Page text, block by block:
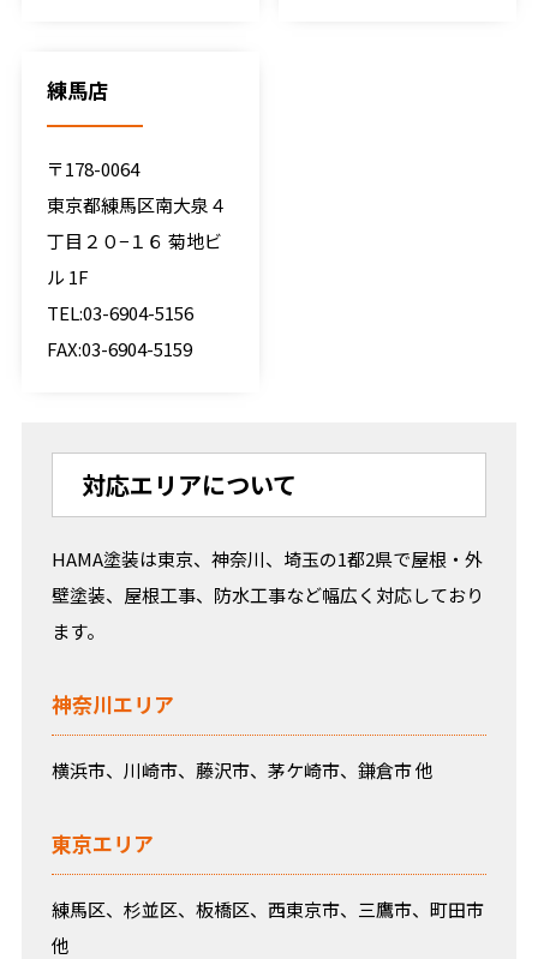
練馬店
〒178-0064
東京都練馬区南大泉４
丁目２０−１６ 菊地ビ
ル 1F
TEL:03-6904-5156
FAX:03-6904-5159
対応エリアについて
HAMA塗装は東京、神奈川、埼玉の1都2県で屋根・外
壁塗装、屋根工事、防水工事など幅広く対応しており
ます。
神奈川エリア
横浜市、川崎市、藤沢市、茅ケ崎市、鎌倉市 他
東京エリア
練馬区、杉並区、板橋区、西東京市、三鷹市、町田市
他